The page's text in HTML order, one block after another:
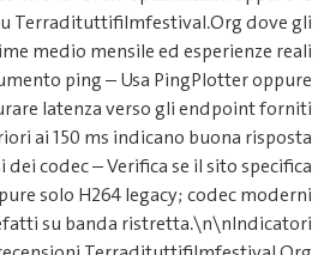
recensioni raccolte su
utenti segnalano downtime medio
sul ping.\n
Strumento
VisualPing per misurare
dall’operaio.; valori inferiori ai
TCP/UDP.\n
Analisi dei
uso HEVC/AV1 oppure solo
garantiscono meno artefatti su